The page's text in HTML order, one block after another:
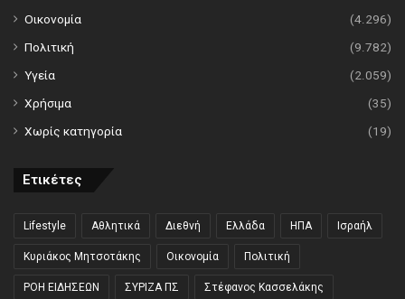
Οικονομία
(4.296)
Πολιτική
(9.782)
Υγεία
(2.059)
Χρήσιμα
(35)
Χωρίς κατηγορία
(19)
Ετικέτες
Lifestyle Αθλητικά Διεθνή Ελλάδα ΗΠΑ Ισραήλ
Κυριάκος Μητσοτάκης Οικονομία Πολιτική
ΡΟΗ ΕΙΔΗΣΕΩΝ ΣΥΡΙΖΑ ΠΣ Στέφανος Κασσελάκης